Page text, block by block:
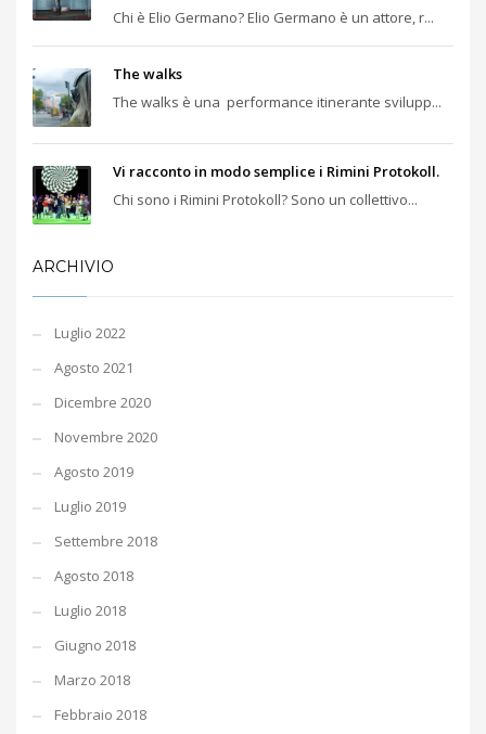
Chi è Elio Germano? Elio Germano è un attore, r...
The walks
The walks è una performance itinerante svilupp...
Vi racconto in modo semplice i Rimini Protokoll.
Chi sono i Rimini Protokoll? Sono un collettivo...
ARCHIVIO
Luglio 2022
Agosto 2021
Dicembre 2020
Novembre 2020
Agosto 2019
Luglio 2019
Settembre 2018
Agosto 2018
Luglio 2018
Giugno 2018
Marzo 2018
Febbraio 2018